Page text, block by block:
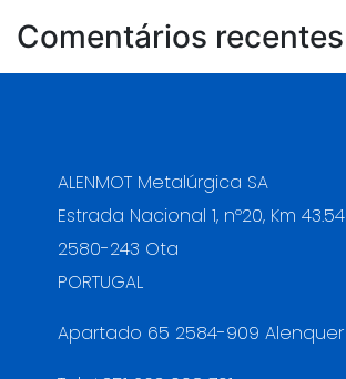
Comentários recentes
ALENMOT Metalúrgica SA
Estrada Nacional 1, nº20, Km 43.54
2580-243 Ota
PORTUGAL
Apartado 65 2584-909 Alenquer